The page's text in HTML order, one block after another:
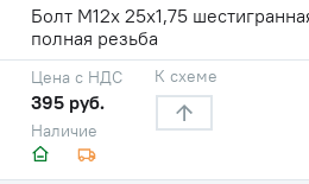
Болт М12х 25х1,75
полная резьба
Наличие
Цена с НДС
395 руб.
К схеме